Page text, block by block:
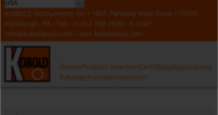
KOBOLD Instruments Inc • 1801 Parkway View Drive • 15205
Pittsburgh, PA • Tel:
+1 412 788 2830 • E-mail:
info@koboldusa.com • visit koboldusa.com
DomovProduct Selection CertifikátyApplications
KatalogyKontaktNewsletter